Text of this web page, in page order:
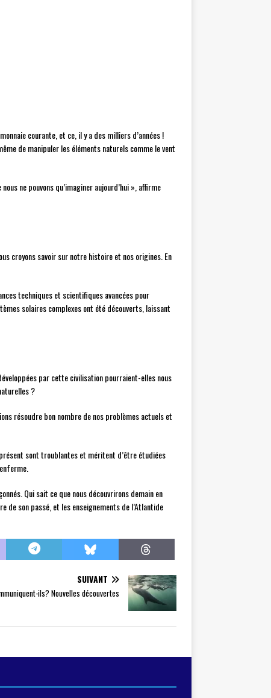
courante, et ce, il y a des milliers d’années !
de manipuler les éléments naturels comme le vent
ne pouvons qu’imaginer aujourd’hui », affirme
croyons savoir sur notre histoire et nos origines. En
techniques et scientifiques avancées pour
solaires complexes ont été découverts, laissant
par cette civilisation pourraient-elles nous
?
résoudre bon nombre de nos problèmes actuels et
sont troublantes et méritent d’être étudiées
Qui sait ce que nous découvrirons demain en
de son passé, et les enseignements de l’Atlantide
SUIVANT
ils? Nouvelles découvertes